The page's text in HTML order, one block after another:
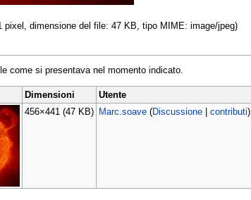
pixel, dimensione del file: 47 KB, tipo MIME: image/jpeg)
come si presentava nel momento indicato.
Dimensioni Utente
456×441 (47 KB) Marc.soave (Discussione| contributi)